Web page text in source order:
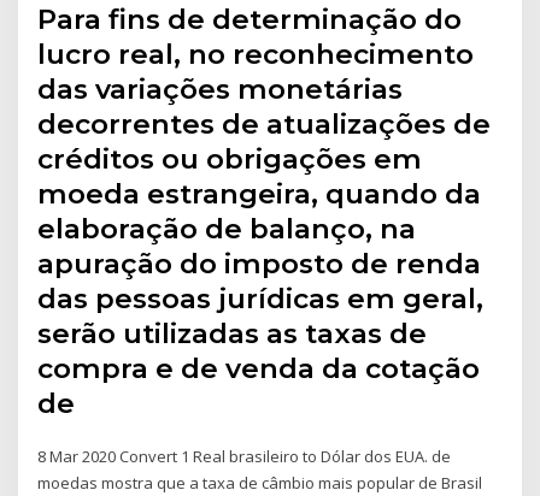
Para fins de determinação do
lucro real, no reconhecimento
das variações monetárias
decorrentes de atualizações de
créditos ou obrigações em
moeda estrangeira, quando da
elaboração de balanço, na
apuração do imposto de renda
das pessoas jurídicas em geral,
serão utilizadas as taxas de
compra e de venda da cotação
de
8 Mar 2020 Convert 1 Real brasileiro to Dólar dos EUA. de
moedas mostra que a taxa de câmbio mais popular de Brasil